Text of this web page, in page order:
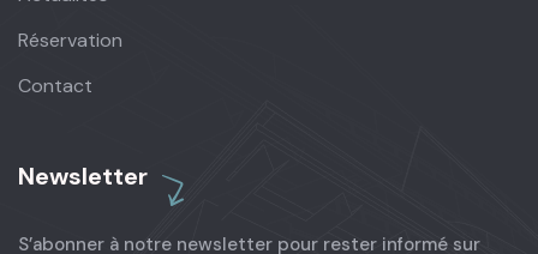
Réservation
Contact
Newsletter
S’abonner à notre newsletter pour rester informé sur